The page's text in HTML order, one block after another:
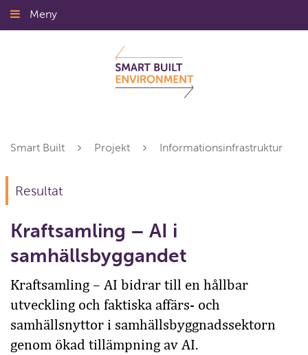
Gå
till
Meny
Smart Built Projekt Informationsinfrastruktur
Resultat
Kraftsamling – AI i
samhällsbyggandet
Kraftsamling – AI bidrar till en hållbar
utveckling och faktiska affärs- och
samhällsnyttor i samhällsbyggnadssektorn
genom ökad tillämpning av AI.